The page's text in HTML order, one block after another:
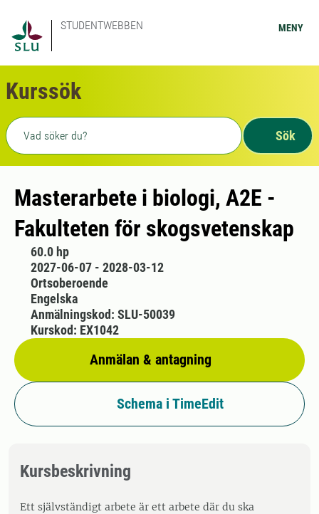
STUDENTWEBBEN MENY
Kurssök
Fritext sökning
Sök
Masterarbete i biologi, A2E -
Fakulteten för skogsvetenskap
60.0 hp
2027-06-07 - 2028-03-12
Ortsoberoende
Engelska
Anmälan & antagning
Anmälningskod: SLU-50039
Kurskod: EX1042
Schema i TimeEdit
Kursbeskrivning
Ett självständigt arbete är ett arbete där du ska